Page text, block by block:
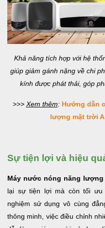
Khả năng tích hợp với hệ
giúp giảm gánh nặng về chi
kính được phát thải, góp
>>> Xem thêm: Hướng dẫn
lượng mặt trời
Sự tiện lợi và hiệu
Máy nước nóng năng lượng
lại sự tiện lợi mà còn tối ưu
nghiệm sử dụng vô cùng
thông minh, việc điều chỉnh